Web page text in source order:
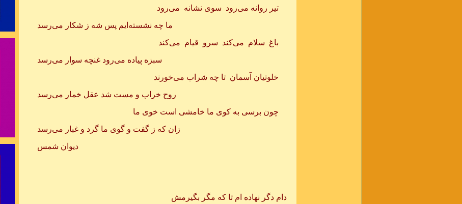
تنم از
دور
« مردان
برای
تیر روانه می‌رود سوی نشانه می‌رود
ما چه نشسته‌ایم پس شه ز شکار می‌رسد
باغ سلام می‌کند سرو قیام می‌کند
سبزه پیاده می‌رود غنچه سوار می‌رسد
خلوتیان آسمان تا چه شراب می‌خورند
روح خراب و مست شد عقل خمار می‌رسد
چون برسی به کوی ما خامشی است خوی ما
زان که ز گفت و گوی ما گرد و غبار می‌رسد
دیوان شمس
دام دگر نهاده ام تا كه مگر بگيرمش